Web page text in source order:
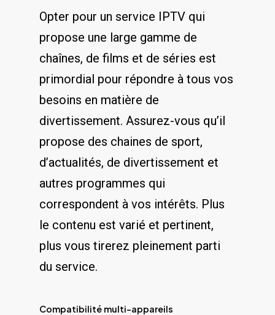
Opter pour un service IPTV qui
propose une ‍large⁤ gamme de
chaînes,‍ de films et ⁢de ‌séries est
primordial​ pour répondre à tous vos
besoins​ en matière de
divertissement. ‌Assurez-vous qu’il ​
propose des chaines de ⁣sport,
d’actualités, de divertissement et​
autres programmes qui
correspondent‍ à ‍vos intérêts. Plus​
le contenu est varié ⁤et​ pertinent,
plus vous tirerez pleinement parti
du service.
Compatibilité multi-appareils